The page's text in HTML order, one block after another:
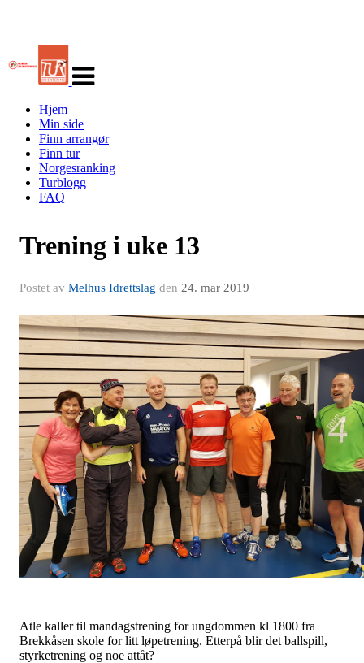
navigasjon
Hjem
Min side
Finn arrangør
Finn tur
Norgesranking
Turblogg
FAQ
Trening i uke 13
Postet av Melhus Idrettslag den 24. mar 2019
Atle kaller til mandagstrening for ungdommen kl 1800 fra
Brekkåsen skole for litt løpetrening. Etterpå blir det ballspill,
styrketrening og noe attåt?